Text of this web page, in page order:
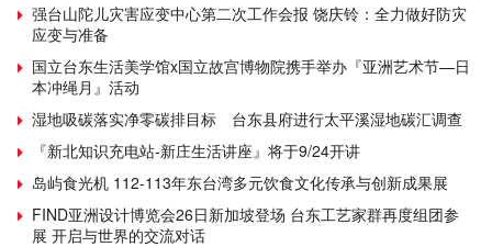
强台山陀儿灾害应变中心第二次工作会报 饶庆铃：全力做好防灾
应变与准备
国立台东生活美学馆x国立故宫博物院携手举办『亚洲艺术节—日
本冲绳月』活动
湿地吸碳落实净零碳排目标 台东县府进行太平溪湿地碳汇调查
『新北知识充电站-新庄生活讲座』将于9/24开讲
岛屿食光机 112-113年东台湾多元饮食文化传承与创新成果展
FIND亚洲设计博览会26日新加坡登场 台东工艺家群再度组团参
展 开启与世界的交流对话